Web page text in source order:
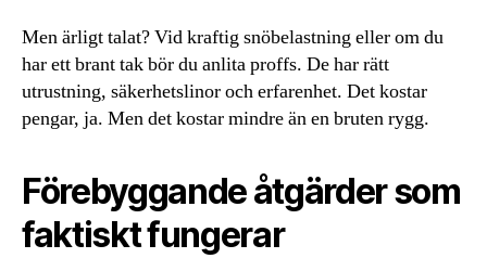
Men ärligt talat? Vid kraftig snöbelastning eller om du
har ett brant tak bör du anlita proffs. De har rätt
utrustning, säkerhetslinor och erfarenhet. Det kostar
pengar, ja. Men det kostar mindre än en bruten rygg.
Förebyggande åtgärder som
faktiskt fungerar